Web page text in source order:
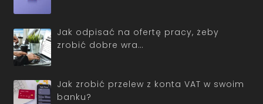
Jak odpisać na ofertę pracy, żeby
zrobić dobre wra…
Jak zrobić przelew z konta VAT w swoim
banku?